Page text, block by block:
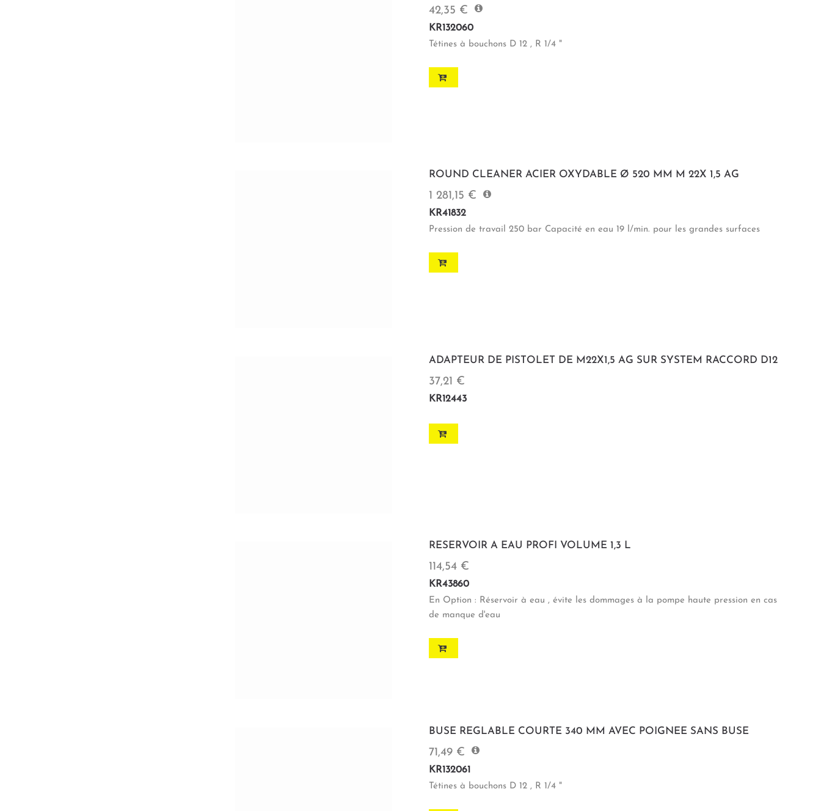
42,35 €
KR132060
Tétines à bouchons D 12 , R 1/4 "
ROUND CLEANER ACIER OXYDABLE Ø 520 MM M 22X 1,5 AG
1 281,15 €
KR41832
Pression de travail 250 bar Capacité en eau 19 l/min. pour les grandes surfaces
ADAPTEUR DE PISTOLET DE M22X1,5 AG SUR SYSTEM RACCORD D12
37,21 €
KR12443
RESERVOIR A EAU PROFI VOLUME 1,3 L
114,54 €
KR43860
En Option : Réservoir à eau , évite les dommages à la pompe haute pression en cas
de manque d'eau
BUSE REGLABLE COURTE 340 MM AVEC POIGNEE SANS BUSE
71,49 €
KR132061
Tétines à bouchons D 12 , R 1/4 "